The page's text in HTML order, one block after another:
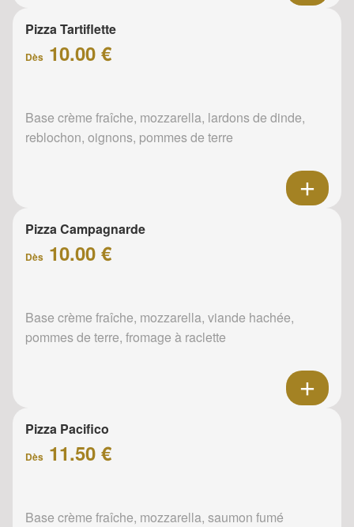
Pizza Tartiflette
Dès 10.00 €
Base crème fraîche, mozzarella, lardons de dinde,
reblochon, oignons, pommes de terre
Pizza Campagnarde
Dès 10.00 €
Base crème fraîche, mozzarella, viande hachée,
pommes de terre, fromage à raclette
Pizza Pacifico
Dès 11.50 €
Base crème fraîche, mozzarella, saumon fumé